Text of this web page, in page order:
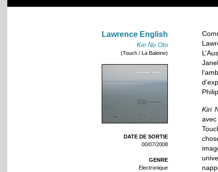
Lawrence English
Kiri No Oto
(Touch / La Baleine)
DATE DE SORTIE
00/07/2008
GENRE
Electronique
Kiri